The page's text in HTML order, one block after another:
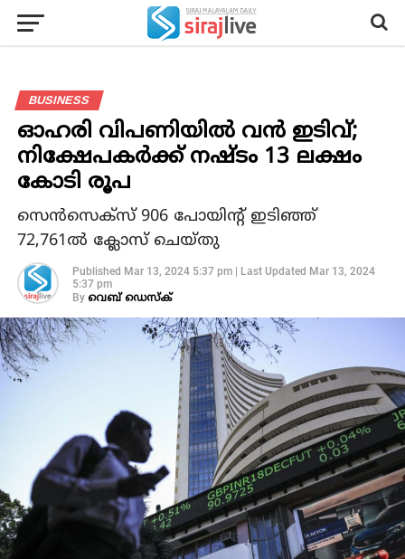
BUSINESS
ഓഹരി വിപണിയിൽ വൻ ഇടിവ്;
നിക്ഷേപകർക്ക് നഷ്ടം 13 ലക്ഷം
കോടി രൂപ
സെൻസെക്‌സ് 906 പോയിന്റ് ഇടിഞ്ഞ്
72,761ൽ ക്ലോസ് ചെയ്തു
Published Mar 13, 2024 5:37 pm| Last Updated Mar 13, 2024
5:37 pm
By വെബ് ഡെസ്‌ക്